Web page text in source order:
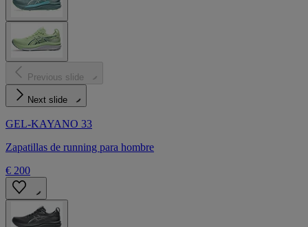
Previous slide
Next slide
GEL-KAYANO 33
Zapatillas de running para hombre
€ 200